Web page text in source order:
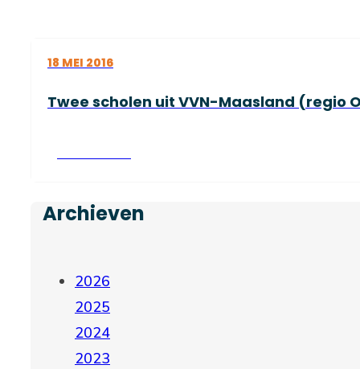
18 MEI 2016
Twee scholen uit VVN-Maasland (regio
Archieven
2026
2025
2024
2023